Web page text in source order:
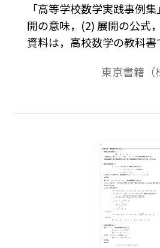
「高等学校数学実践事例
開の意味，(2) 展開の公式
資料は，高校数学の教科
ものです。それらは，導
的内容，教科書で扱って
とまっています。
東京書籍